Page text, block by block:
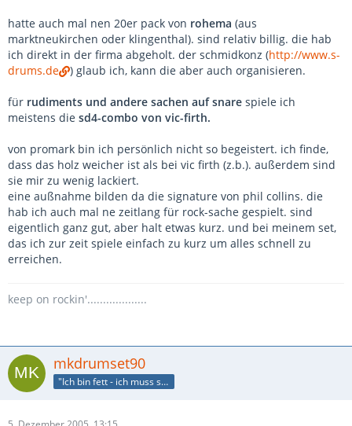
hatte auch mal nen 20er pack von rohema (aus
marktneukirchen oder klingenthal). sind relativ billig. die hab
ich direkt in der firma abgeholt. der schmidkonz (http://www.s-
drums.de
) glaub ich, kann die aber auch organisieren.
für rudiments und andere sachen auf snare spiele ich
meistens die sd4-combo von vic-firth.
von promark bin ich persönlich nicht so begeistert. ich finde,
dass das holz weicher ist als bei vic firth (z.b.). außerdem sind
sie mir zu wenig lackiert.
eine außnahme bilden da die signature von phil collins. die
hab ich auch mal ne zeitlang für rock-sache gespielt. sind
eigentlich ganz gut, aber halt etwas kurz. und bei meinem set,
das ich zur zeit spiele einfach zu kurz um alles schnell zu
erreichen.
keep on rockin'...................
mkdrumset90
"Ich bin fett - ich muss sitzen"